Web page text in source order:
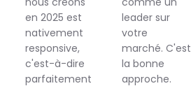
en 2025 est
nativement
responsive,
c'est-à-dire
parfaitement
leader sur
votre
marché. C'est
la bonne
approche.